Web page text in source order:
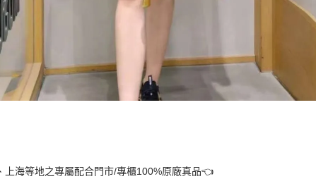
原價打完折扣19896購買商品詳情與購買須知
上海等地之專屬配合門市/專櫃100%原廠真品👈